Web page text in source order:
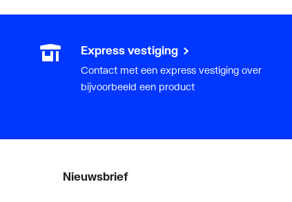
Express vestiging
Contact met een express vestiging over
bijvoorbeeld een product
Nieuwsbrief